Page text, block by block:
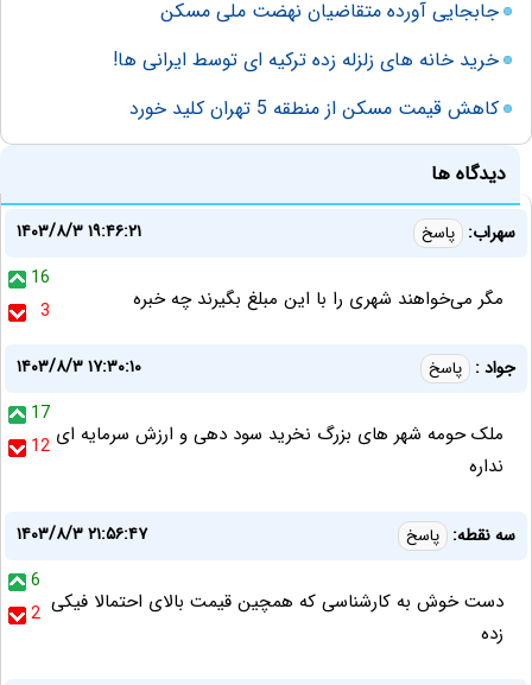
جابجایی آورده متقاضیان نهضت ملی مسکن
خرید خانه های زلزله زده ترکیه ای توسط ایرانی ها!
کاهش قیمت مسکن از منطقه 5 تهران کلید خورد
دیدگاه ها
سهراب: پاسخ
۱۴۰۳/۸/۳ ۱۹:۴۶:۲۱
16
3
مگر می‌خواهند شهری را با این مبلغ بگیرند چه خبره
جواد : پاسخ
۱۴۰۳/۸/۳ ۱۷:۳۰:۱۰
17
12 ملک حومه شهر های بزرگ نخرید سود دهی و ارزش سرمایه ای
نداره
سه نقطه: پاسخ
۱۴۰۳/۸/۳ ۲۱:۵۶:۴۷
6
2 دست خوش به کارشناسی که همچین قیمت بالای احتمالا فیکی
زده